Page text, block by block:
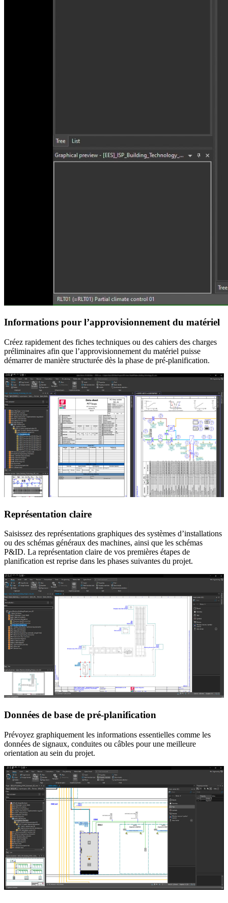
Informations pour l’approvisionnement du matériel
Créez rapidement des fiches techniques ou des cahiers des charges
préliminaires afin que l’approvisionnement du matériel puisse
démarrer de manière structurée dès la phase de pré-planification.
Représentation claire
Saisissez des représentations graphiques des systèmes d’installations
ou des schémas généraux des machines, ainsi que les schémas
P&ID. La représentation claire de vos premières étapes de
planification est reprise dans les phases suivantes du projet.
Données de base de pré-planification
Prévoyez graphiquement les informations essentielles comme les
données de signaux, conduites ou câbles pour une meilleure
orientation au sein du projet.